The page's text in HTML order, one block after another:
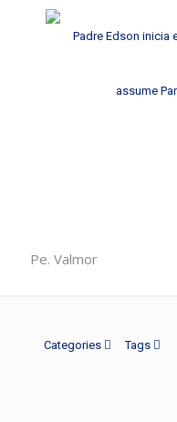
Pe. Valmor
Categories Tags